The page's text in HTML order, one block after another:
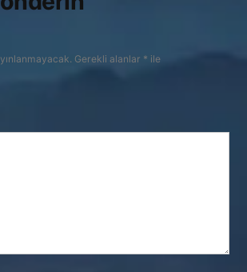
Gerekli alanlar * ile